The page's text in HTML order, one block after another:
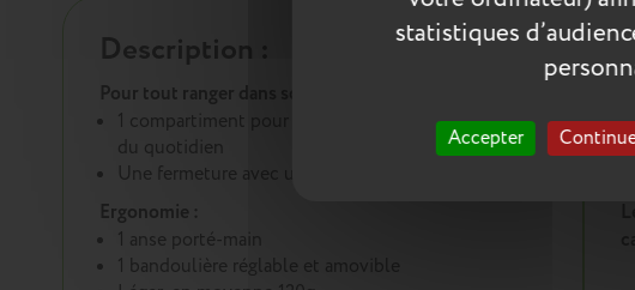
statistiques
Accepter
Description :
Pour tout ranger dans son mini cartable :
1 compartiment pour y transporter ses accessoires
du quotidien
Une fermeture avec une boucle métallique
Ergonomie :
1 anse porté-main
1 bandoulière réglable et amovible